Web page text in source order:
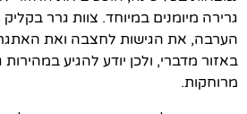
גרירה מיומנים במיוחד. צוות גרר
הערבה, את הגישות לחצבה ואת
באזור מדברי, ולכן יודע להגיע
מרוחקות.